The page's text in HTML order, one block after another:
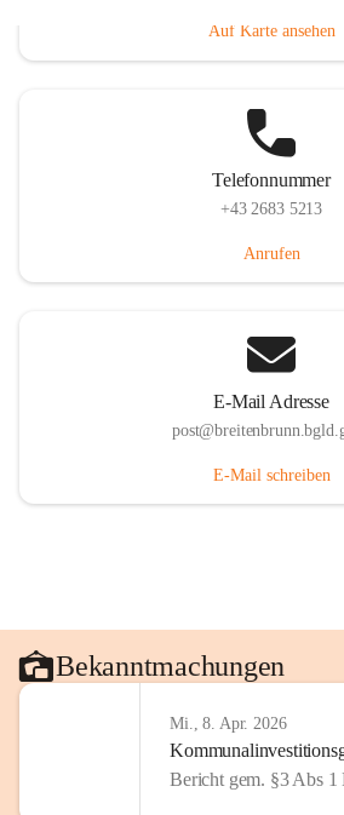
Auf Karte ansehen
Telefonnummer
+43 2683 5213
Anrufen
E-Mail Adresse
E-Mail schreiben
Bekanntmachungen
Mi., 8. Apr. 2026
Bericht gem. §3 Abs